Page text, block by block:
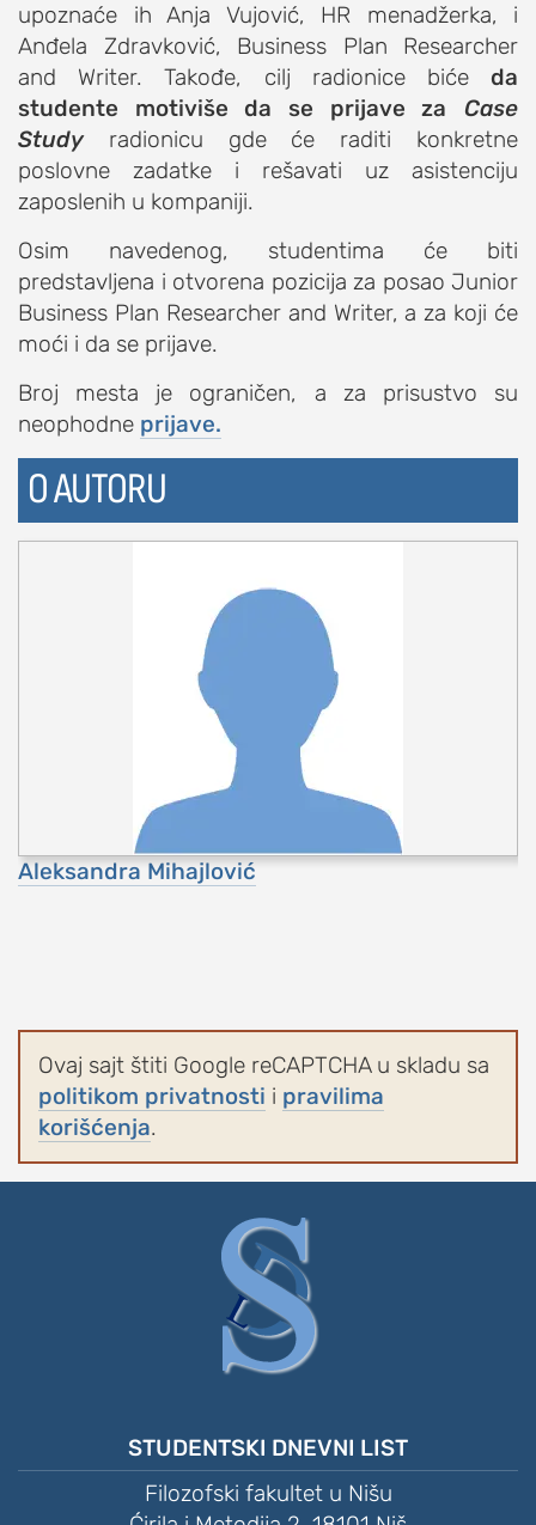
fakulteti
studentski život
zdravlje
it
kolumna
sdl podkast
STUDENTSKI DNEVNI LIST
o nama
impresum
kontakt
upoznaće ih Anja Vujović, HR menadžerka, i
Anđela Zdravković, Business Plan Researcher
and Writer. Takođe, cilj radionice biće da
studente motiviše da se prijave za
Case
Study
radionicu gde će raditi konkretne
poslovne zadatke i rešavati uz asistenciju
zaposlenih u kompaniji.
Osim navedenog, studentima će biti
predstavljena i otvorena pozicija za posao Junior
Business Plan Researcher and Writer, a za koji će
moći i da se prijave.
Broj mesta je ograničen, a za prisustvo su
neophodne prijave.
O AUTORU
Aleksandra Mihajlović
Ovaj sajt štiti Google reCAPTCHA u skladu sa
politikom privatnosti i pravilima
korišćenja.
STUDENTSKI DNEVNI LIST
Filozofski fakultet u Nišu